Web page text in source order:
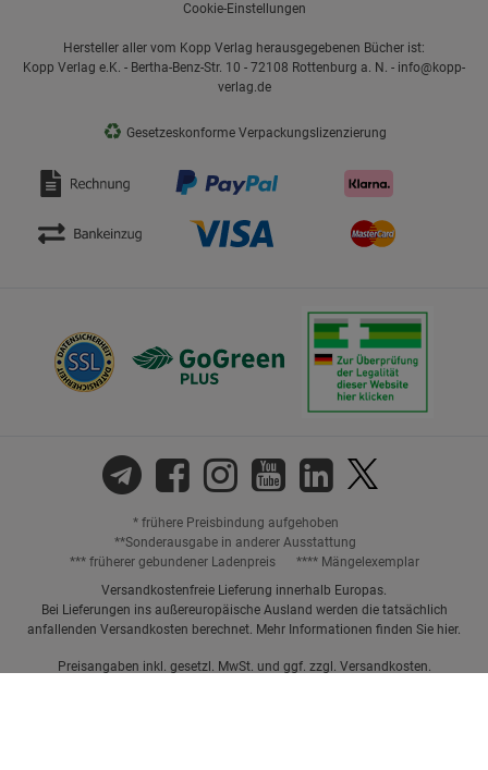
Cookie-Einstellungen
Hersteller aller vom Kopp Verlag herausgegebenen Bücher ist:
Kopp Verlag e.K. - Bertha-Benz-Str. 10 - 72108 Rottenburg a. N. - info@kopp-
verlag.de
♻ Gesetzeskonforme Verpackungslizenzierung
* frühere Preisbindung aufgehoben
**Sonderausgabe in anderer Ausstattung
*** früherer gebundener Ladenpreis
**** Mängelexemplar
Versandkostenfreie Lieferung innerhalb Europas.
Bei Lieferungen ins außereuropäische Ausland werden die tatsächlich
anfallenden Versandkosten berechnet. Mehr Informationen finden Sie hier.
Preisangaben inkl. gesetzl. MwSt. und ggf. zzgl. Versandkosten.